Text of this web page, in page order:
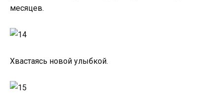
месяцев.
Хвастаясь новой улыбкой.